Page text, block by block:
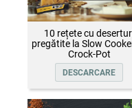
10 rețete cu
pregătite la Slow
Crock-Pot
DESCARCARE